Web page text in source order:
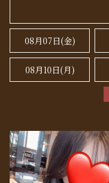
08月07日(金)
08月10日(月)